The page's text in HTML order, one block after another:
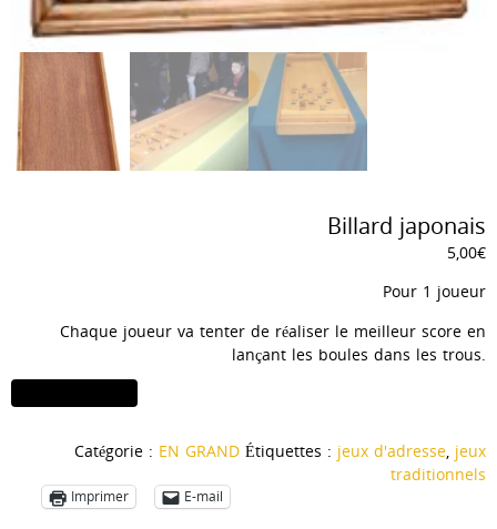
Billard japonais
5,00€
Pour 1 joueur
Chaque joueur va tenter de réaliser le meilleur score en
lançant les boules dans les trous.
quantité
de
Catégorie : EN GRAND Étiquettes : jeux d'adresse jeux
traditionnels
Imprimer E-mail